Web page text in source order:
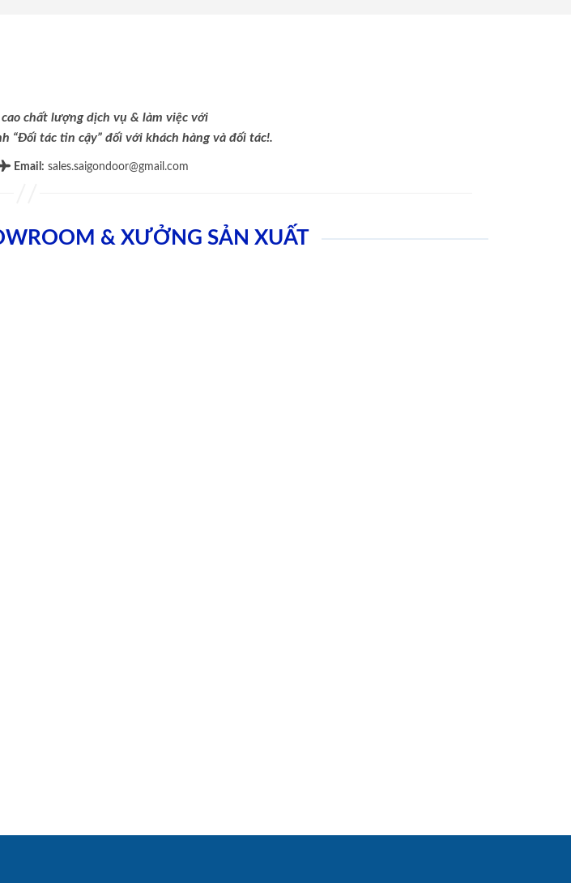
chất lượng dịch vụ & làm việc với
“Đối tác tin cậy” đối với khách hàng và đối tác!.
Email : sales.saigondoor@gmail.com
& XƯỞNG SẢN XUẤT